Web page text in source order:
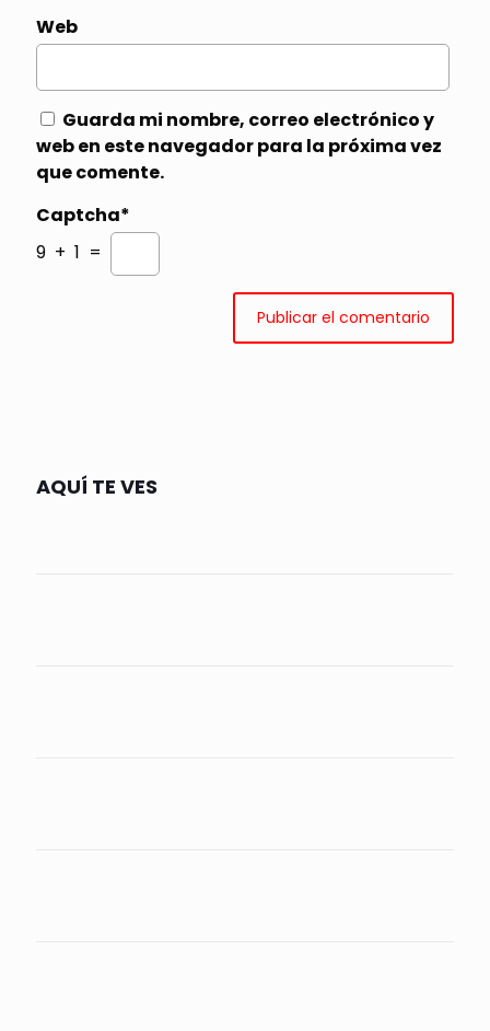
Web
Guarda mi nombre, correo electrónico y
web en este navegador para la próxima vez
que comente.
Captcha*
9 + 1 =
AQUÍ TE VES